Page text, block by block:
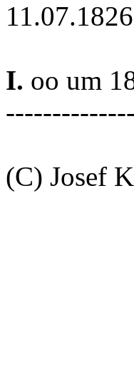
11.07.1826
I. oo um
(C) Josef